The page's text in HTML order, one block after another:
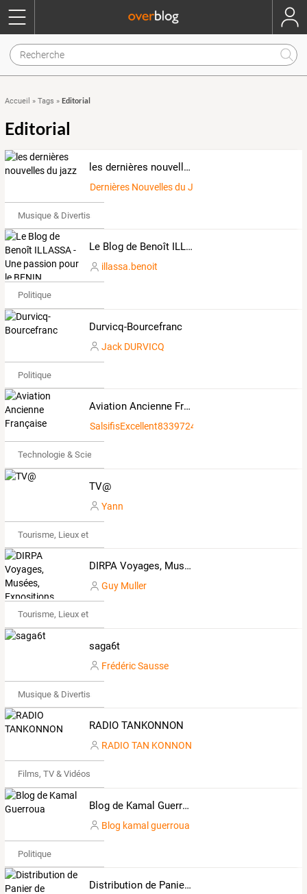
Accueil » Tags » Editorial
Editorial
les dernières nouvelles du jazz
Dernières Nouvelles du Jazz
Musique & Divertissements
Le Blog de Benoît ILLASSA - Une passion pour le BENIN
illassa.benoit
Politique
Durvicq-Bourcefranc
Jack DURVICQ
Politique
Aviation Ancienne Française
SalsifisExcellent8339724
Technologie & Science
TV@
Yann
Tourisme, Lieux et Événements
DIRPA Voyages, Musées, Expositions
Guy Muller
Tourisme, Lieux et Événements
saga6t
Frédéric Sausse
Musique & Divertissements
RADIO TANKONNON
RADIO TAN KONNON
Films, TV & Vidéos
Blog de Kamal Guerroua
Blog kamal guerroua
Politique
Distribution de Panier de légumes bio Le Bioréseau AMAP de Narbonne